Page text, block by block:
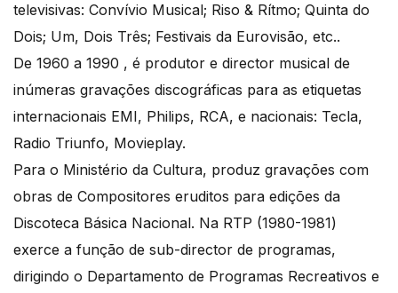
televisivas: Convívio Musical; Riso & Rítmo; Quinta do
Dois; Um, Dois Três; Festivais da Eurovisão, etc..
De 1960 a 1990 , é produtor e director musical de
inúmeras gravações discográficas para as etiquetas
internacionais EMI, Philips, RCA, e nacionais: Tecla,
Radio Triunfo, Movieplay.
Para o Ministério da Cultura, produz gravações com
obras de Compositores eruditos para edições da
Discoteca Básica Nacional. Na RTP (1980-1981)
exerce a função de sub-director de programas,
dirigindo o Departamento de Programas Recreativos e